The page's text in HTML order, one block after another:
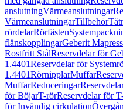
anslutningVärmeanslutningar
VärmeanslutningarTillbehör
rördelarRörfästen
flänskopplingarGeberit
Rostfritt StålReservdelar för
1.4401Reservdelar för
1.4401RörnipplarMuffar
MuffarReduceringar
för BöjarT-rörReservdelar för
för Invändig cirkulation